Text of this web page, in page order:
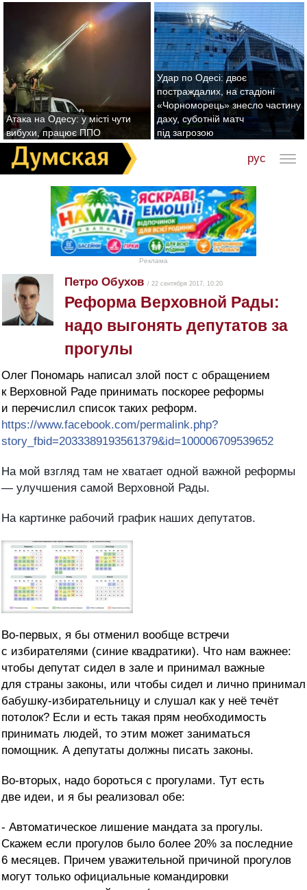
Атака на Одесу: у місті чути
вибухи, працює ППО
Удар по Одесі: двоє
постраждалих, на стадіоні
«Чорноморець» знесло частину
даху, суботній матч
під загрозою
рус
Реклама
Петро Обухов / 22 сентября 2017, 10:20
Реформа Верховной Рады:
надо выгонять депутатов за
прогулы
Олег Пономарь написал злой пост с обращением
к Верховной Раде принимать поскорее реформы
и перечислил список таких реформ.
https://www.facebook.com/permalink.php?
story_fbid=2033389193561379&id=100006709539652
На мой взгляд там не хватает одной важной реформы
— улучшения самой Верховной Рады.
На картинке рабочий график наших депутатов.
Во-первых, я бы отменил вообще встречи
с избирателями (синие квадратики). Что нам важнее:
чтобы депутат сидел в зале и принимал важные
для страны законы, или чтобы сидел и лично принимал
бабушку-избирательницу и слушал как у неё течёт
потолок? Если и есть такая прям необходимость
принимать людей, то этим может заниматься
помощник. А депутаты должны писать законы.
Во-вторых, надо бороться с прогулами. Тут есть
две идеи, и я бы реализовал обе:
- Автоматическое лишение мандата за прогулы.
Скажем если прогулов было более 20% за последние
6 месяцев. Причем уважительной причиной прогулов
могут только официальные командировки